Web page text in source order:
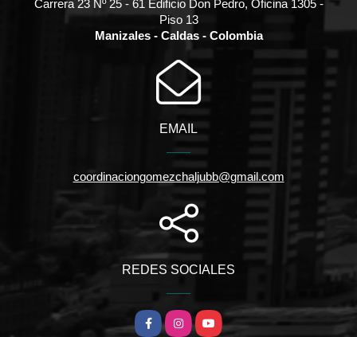
Carrera 23 Nº 25 - 61 Edificio Don Pedro, Oficina 1305 -
Piso 13
Manizales - Caldas - Colombia
EMAIL
coordinaciongomezchaljubb@gmail.com
REDES SOCIALES
FacebookInstagramYouTube